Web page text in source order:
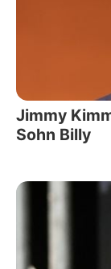
Jimmy
Sohn Billy